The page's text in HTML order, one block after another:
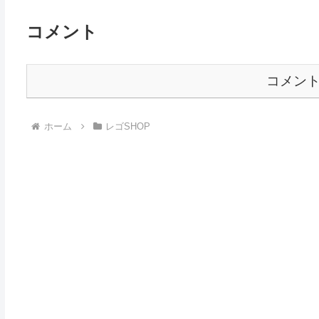
コメント
コメン
ホーム レゴSHOP